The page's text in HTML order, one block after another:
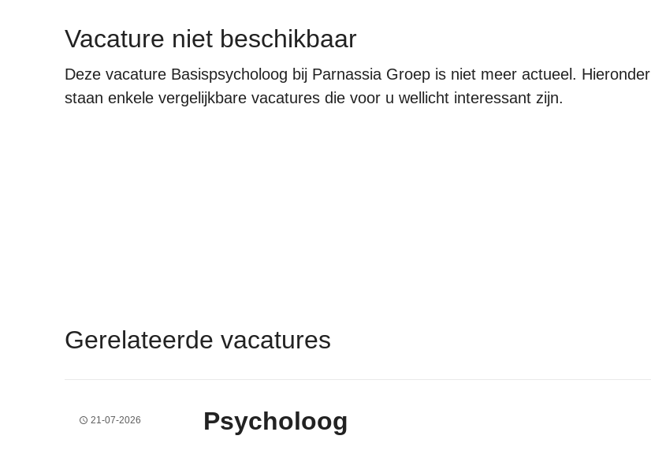
Vacature niet beschikbaar
Deze vacature Basispsycholoog bij Parnassia Groep is niet meer actueel. Hieronder
staan enkele vergelijkbare vacatures die voor u wellicht interessant zijn.
Gerelateerde vacatures
21-07-2026 Psycholoog